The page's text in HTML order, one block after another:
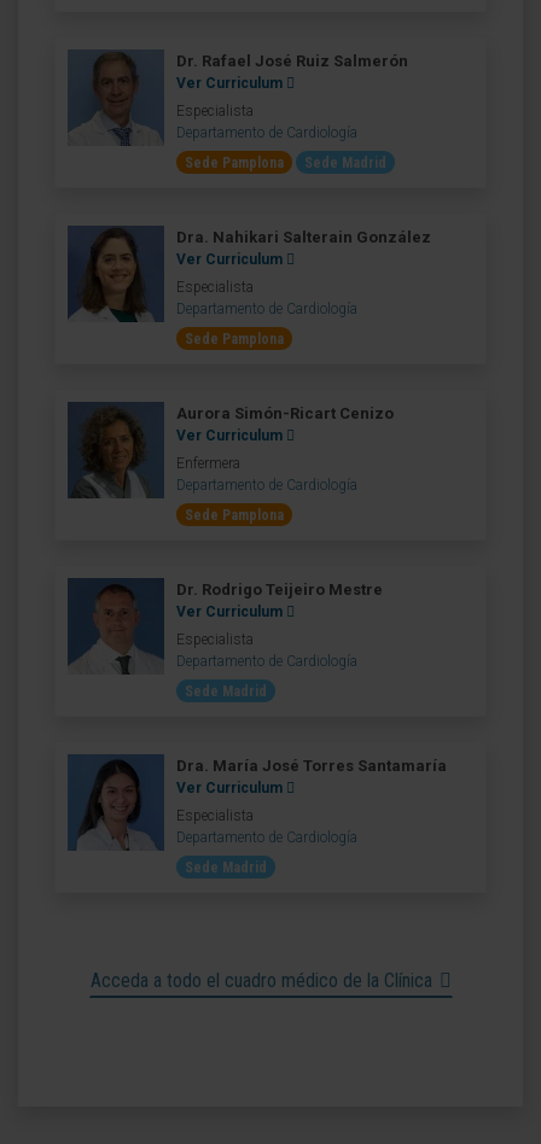
Dr. Rafael José Ruiz Salmerón
Ver Curriculum
Especialista
Departamento de Cardiología
Sede Pamplona
Sede Madrid
Dra. Nahikari Salterain González
Ver Curriculum
Especialista
Departamento de Cardiología
Sede Pamplona
Aurora Simón-Ricart Cenizo
Ver Curriculum
Enfermera
Departamento de Cardiología
Sede Pamplona
Dr. Rodrigo Teijeiro Mestre
Ver Curriculum
Especialista
Departamento de Cardiología
Sede Madrid
Dra. María José Torres Santamaría
Ver Curriculum
Especialista
Departamento de Cardiología
Sede Madrid
Acceda a todo el cuadro médico de la Clínica